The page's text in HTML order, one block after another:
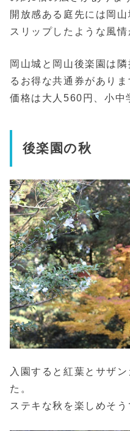
開放感ある庭先には岡
スリップしたような風情
岡山城と岡山後楽園は
るお得な共通券がありま
価格は大人560円、小中
後楽園の秋
入園すると紅葉とサザ
た。
ステキな秋を楽しめそう